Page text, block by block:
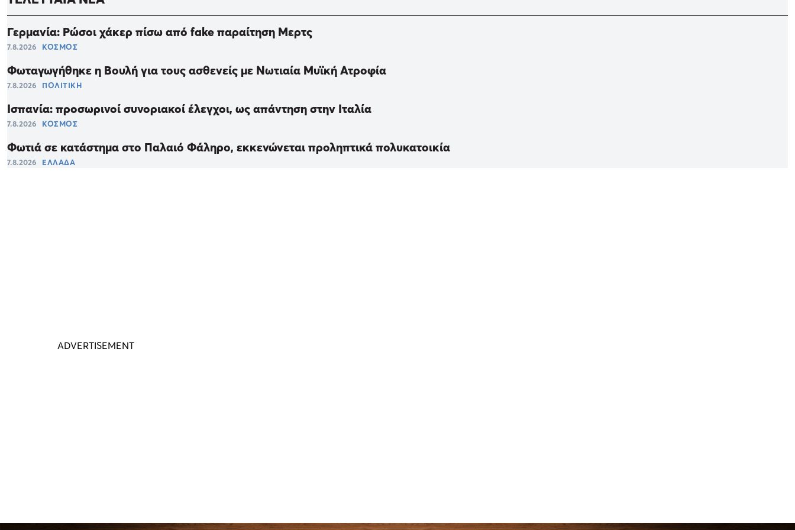
Γερμανία: Ρώσοι χάκερ πίσω από fake παραίτηση Μερτς
7.8.2026 ΚΟΣΜΟΣ
Φωταγωγήθηκε η Βουλή για τους ασθενείς με Νωτιαία Μυϊκή Ατροφία
7.8.2026 ΠΟΛΙΤΙΚΗ
Ισπανία: προσωρινοί συνοριακοί έλεγχοι, ως απάντηση στην Ιταλία
7.8.2026 ΚΟΣΜΟΣ
Φωτιά σε κατάστημα στο Παλαιό Φάληρο, εκκενώνεται προληπτικά πολυκατοικία
7.8.2026 ΕΛΛΑΔΑ